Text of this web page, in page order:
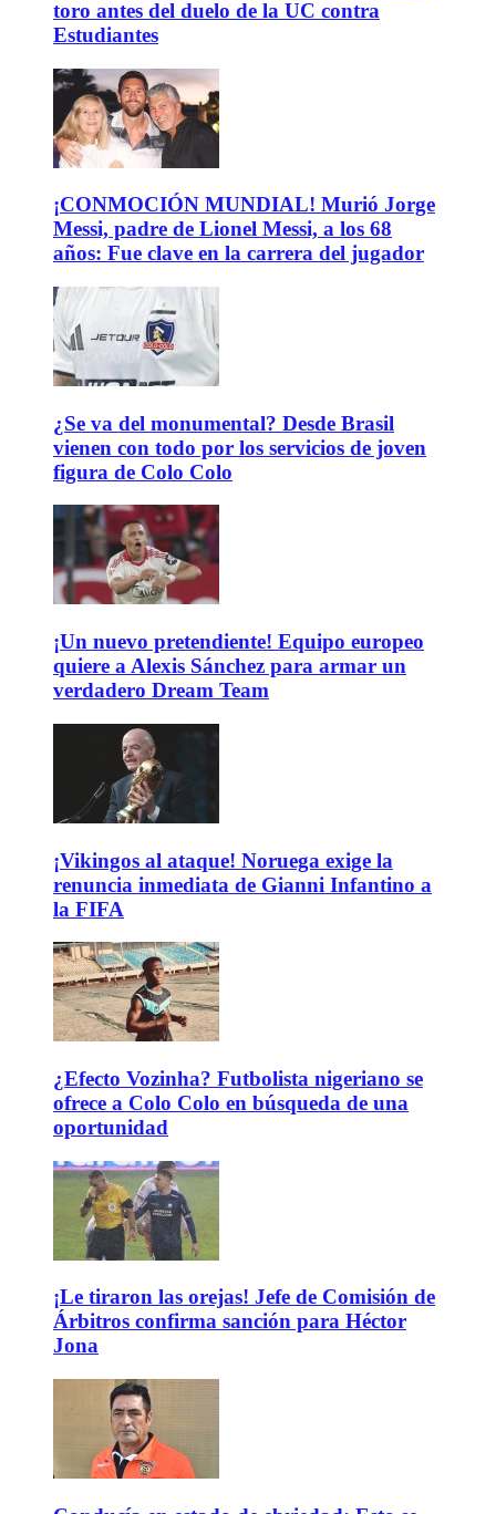
toro antes del duelo de la UC contra
Estudiantes
¡CONMOCIÓN MUNDIAL! Murió Jorge
Messi, padre de Lionel Messi, a los 68
años: Fue clave en la carrera del jugador
¿Se va del monumental? Desde Brasil
vienen con todo por los servicios de joven
figura de Colo Colo
¡Un nuevo pretendiente! Equipo europeo
quiere a Alexis Sánchez para armar un
verdadero Dream Team
¡Vikingos al ataque! Noruega exige la
renuncia inmediata de Gianni Infantino a
la FIFA
¿Efecto Vozinha? Futbolista nigeriano se
ofrece a Colo Colo en búsqueda de una
oportunidad
¡Le tiraron las orejas! Jefe de Comisión de
Árbitros confirma sanción para Héctor
Jona